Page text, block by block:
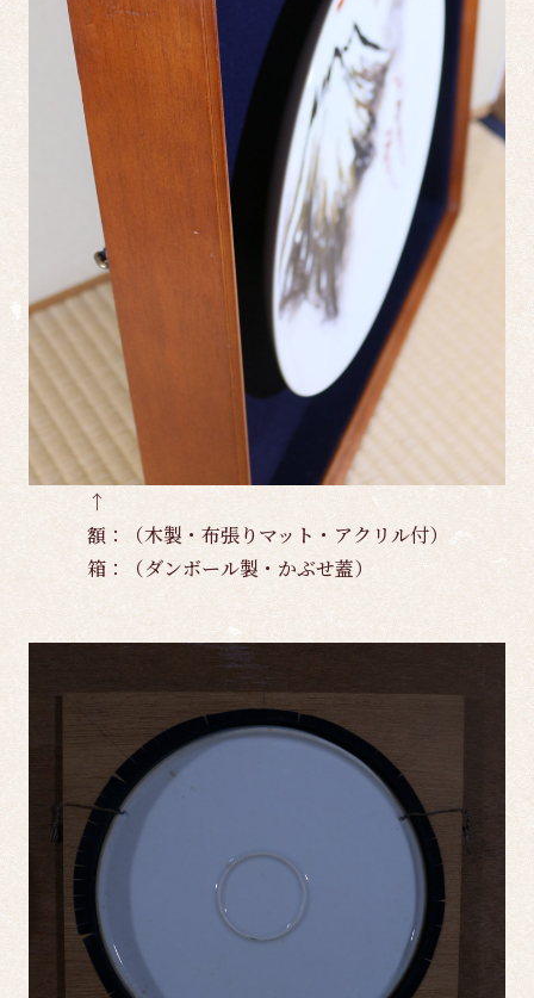
↑
額：（木製・布張りマット・アクリル付）
箱：（ダンボール製・かぶせ蓋）